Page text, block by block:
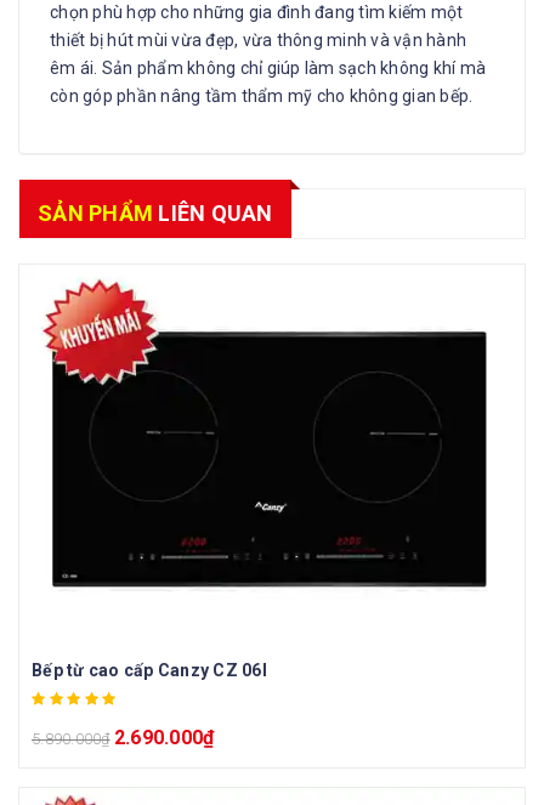
chọn phù hợp cho những gia đình đang tìm kiếm một
thiết bị hút mùi vừa đẹp, vừa thông minh và vận hành
êm ái. Sản phẩm không chỉ giúp làm sạch không khí mà
còn góp phần nâng tầm thẩm mỹ cho không gian bếp.
SẢN PHẨM LIÊN QUAN
Bếp từ cao cấp Canzy CZ 06I
5.890.000₫ 2.690.000₫